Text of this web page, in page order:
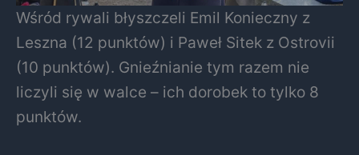
Wśród rywali błyszczeli Emil Konieczny z
Leszna (12 punktów) i Paweł Sitek z Ostrovii
(10 punktów). Gnieźnianie tym razem nie
liczyli się w walce – ich dorobek to tylko 8
punktów.